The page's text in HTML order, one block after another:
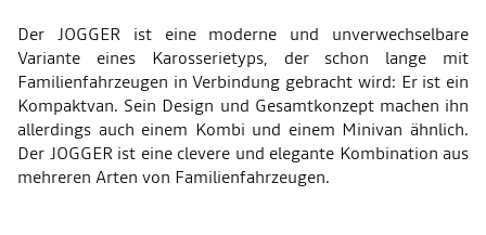
Der JOGGER ist eine moderne und unverwechselbare
Variante eines Karosserietyps, der schon lange mit
Familienfahrzeugen in Verbindung gebracht wird: Er ist ein
Kompaktvan. Sein Design und Gesamtkonzept machen ihn
allerdings auch einem Kombi und einem Minivan ähnlich.
Der JOGGER ist eine clevere und elegante Kombination aus
mehreren Arten von Familienfahrzeugen.